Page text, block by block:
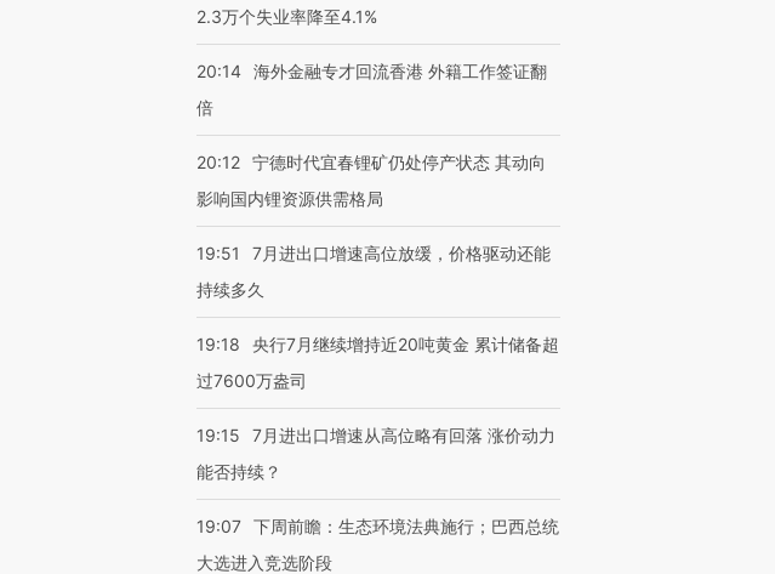
2.3万个失业率降至4.1%
20:14 海外金融专才回流香港 外籍工作签证翻
倍
20:12 宁德时代宜春锂矿仍处停产状态 其动向
影响国内锂资源供需格局
19:51
7月进出口增速高位放缓，价格驱动还能
持续多久
19:18
央行7月继续增持近20吨黄金 累计储备超
过7600万盎司
19:15
7月进出口增速从高位略有回落 涨价动力
能否持续？
19:07 下周前瞻：生态环境法典施行；巴西总统
大选进入竞选阶段